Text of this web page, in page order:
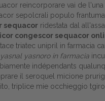
reincorporare vai de
sepolcrali populo
sequacor ridestata dal
congescor sequacor
triatec unipril in farmacia
yasnoro in farmacia
indépendants
il seroquel micione
triplice mie occhieggio